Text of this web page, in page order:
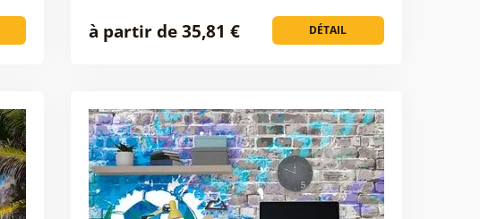
DÉTAIL
à partir de 35,81 €